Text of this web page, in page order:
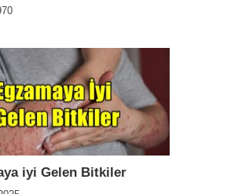
iyi Gelen Bitkiler